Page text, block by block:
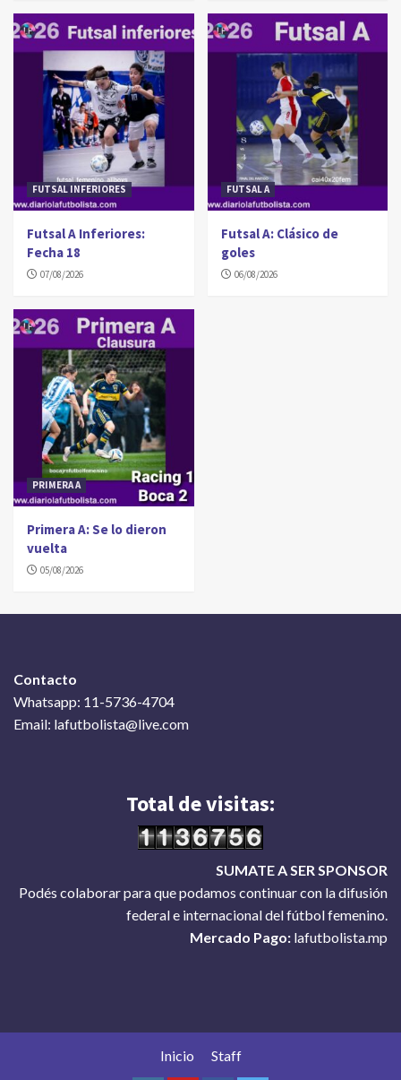
FUTSAL INFERIORES
Futsal A Inferiores:
Fecha 18
07/08/2026
FUTSAL A
Futsal A: Clásico de
goles
06/08/2026
PRIMERA A
Primera A: Se lo dieron
vuelta
05/08/2026
Contacto
Whatsapp: 11-5736-4704
Email: lafutbolista@live.com
Total de visitas:
SUMATE A SER SPONSOR
Podés colaborar para que podamos continuar con la difusión
federal e internacional del fútbol femenino.
Mercado Pago: lafutbolista.mp
Inicio Staff